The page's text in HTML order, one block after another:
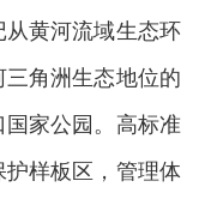
黄河流域生态环
角洲生态地位的
家公园。高标准
样板区，管理体